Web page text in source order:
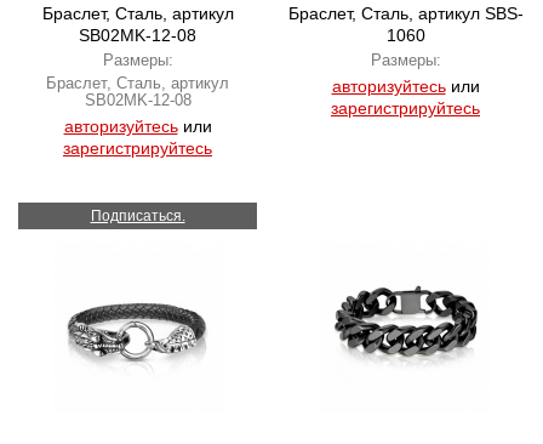
Браслет, Сталь, артикул
SB02MK-12-08
Размеры:
Браслет, Сталь, артикул
SB02MK-12-08
авторизуйтесьили
зарегистрируйтесь
Браслет, Сталь, артикул SBS-
1060
Размеры:
авторизуйтесьили
зарегистрируйтесь
Подписаться.